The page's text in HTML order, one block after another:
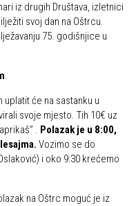
iz drugih Društava, izletnici
svoj dan na Oštrcu.
75. godišnjice u
.
će na sastanku u
svoje mjesto. Tih 10€ uz
. Polazak je u 8:00,
Vozimo se do
i oko 9:30 krećemo
na Oštrc moguć je iz